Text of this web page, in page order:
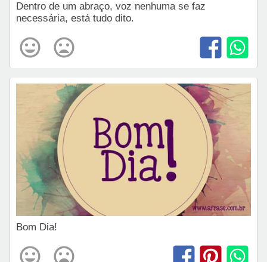
Dentro de um abraço, voz nenhuma se faz
necessária, está tudo dito.
Bom Dia!